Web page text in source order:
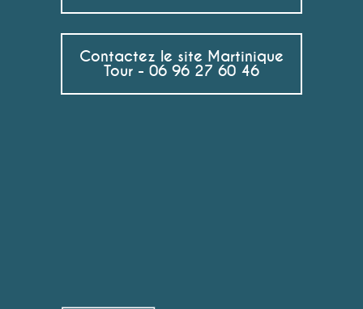
Contactez le site Martinique
Tour - 06 96 27 60 46